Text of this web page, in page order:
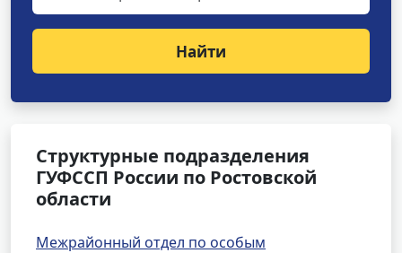
Найти
Структурные подразделения
ГУФССП России по Ростовской
области
Межрайонный отдел по особым